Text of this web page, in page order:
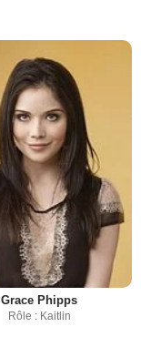
Grace Phipps
Rôle : Kaitlin